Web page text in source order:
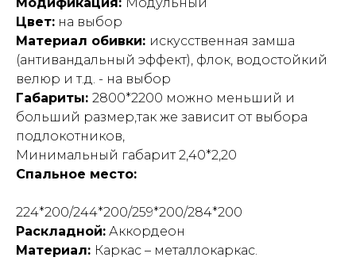
Цвет: на выбор
Материал обивки: искусственная замша
(антивандальный эффект), флок, водостойкий
велюр и т.д. - на выбор
Габариты: 2800*2200 можно меньший и
больший размер,так же зависит от выбора
подлокотников,
Минимальный габарит 2,40*2,20
Спальное место:
224*200/244*200/259*200/284*200
Раскладной: Аккордеон
Материал: Каркас – металлокаркас.